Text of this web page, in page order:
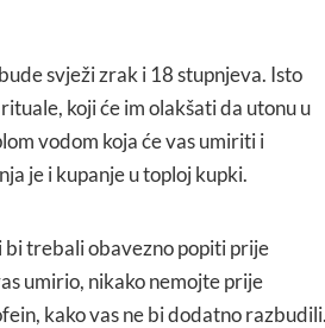
svježi zrak i 18 stupnjeva. Isto
koji će im olakšati da utonu u
vodom koja će vas umiriti i
je i kupanje u toploj kupki.
bi trebali obavezno popiti prije
umirio, nikako nemojte prije
kako vas ne bi dodatno razbudili.